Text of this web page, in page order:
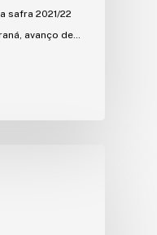
safra 2021/22
avanço de…